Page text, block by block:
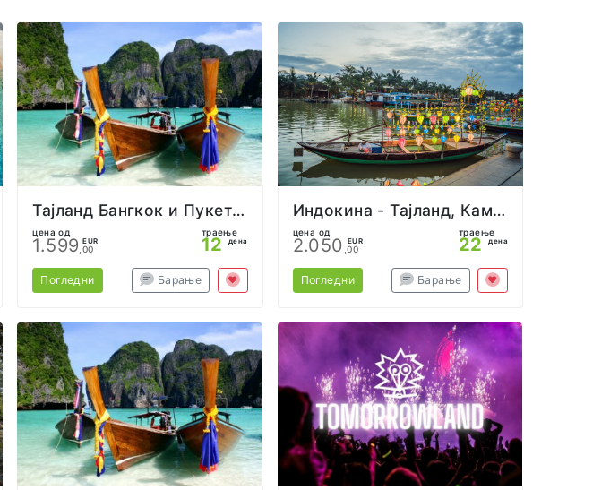
Тајланд Бангкок и Пукет НОВА ГОДИНА од Скопје
цена од
1.599 EUR
,00
траење
12 дена
Погледни Барање
Индокина - Тајланд, Камбоџа и Виетнам
цена од
2.050 EUR
,00
траење
22 дена
Погледни Барање